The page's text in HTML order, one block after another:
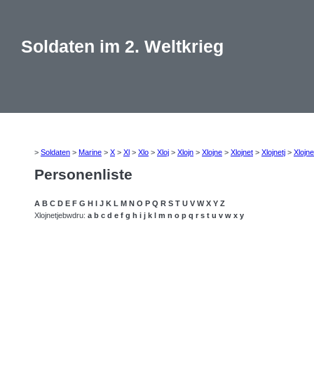
Soldaten im 2. Weltkrieg
> Soldaten > Marine > X > Xl > Xlo > Xloj > Xlojn > Xlojne > Xlojnet > Xlojnetj >
Personenliste
A B C D E F G H I J K L M N O P Q R S T U V W X Y Z
Xlojnetjebwdru: a b c d e f g h i j k l m n o p q r s t u v w x y